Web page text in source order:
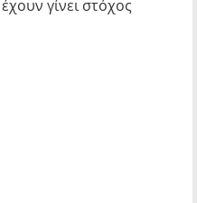
γίνει στόχος